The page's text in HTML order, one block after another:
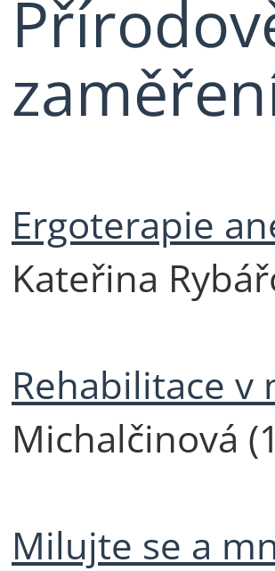
Ergoterapie
Kateřina
Rehabilitace
Michalčinová
Milujte se a